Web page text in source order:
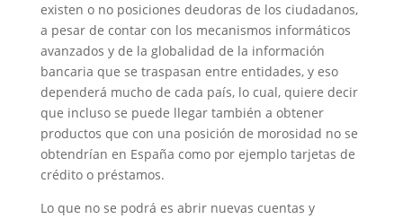
existen o no posiciones deudoras de los ciudadanos,
a pesar de contar con los mecanismos informáticos
avanzados y de la globalidad de la información
bancaria que se traspasan entre entidades, y eso
dependerá mucho de cada país, lo cual, quiere decir
que incluso se puede llegar también a obtener
productos que con una posición de morosidad no se
obtendrían en España como por ejemplo tarjetas de
crédito o préstamos.
Lo que no se podrá es abrir nuevas cuentas y